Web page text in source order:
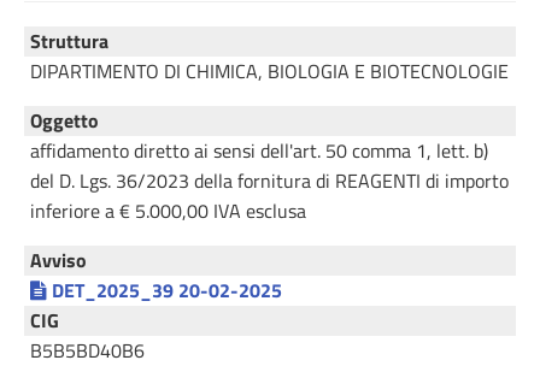
Struttura
DIPARTIMENTO DI CHIMICA, BIOLOGIA E BIOTECNOLOGIE
Oggetto
affidamento diretto ai sensi dell'art. 50 comma 1, lett. b)
del D. Lgs. 36/2023 della fornitura di REAGENTI di importo
inferiore a € 5.000,00 IVA esclusa
Avviso
DET_2025_39 20-02-2025
CIG
B5B5BD40B6